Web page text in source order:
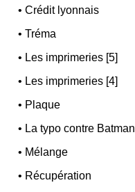
•Crédit lyonnais
•Tréma
• Les imprimeries [5]
• Les imprimeries [4]
• Plaque
• La typo contre Batman
• Mélange
• Récupération